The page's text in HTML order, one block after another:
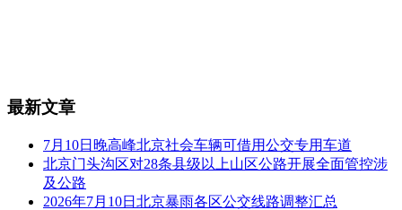
最新文章
7月10日晚高峰北京社会车辆可借用公交专用车道
北京门头沟区对28条县级以上山区公路开展全面管控涉
及公路
2026年7月10日北京暴雨各区公交线路调整汇总